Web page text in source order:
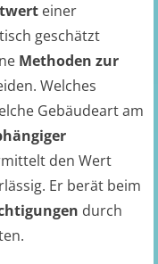
einer
geschätzt
Methoden zur
Welches
Gebäudeart am
den Wert
Er berät beim
durch